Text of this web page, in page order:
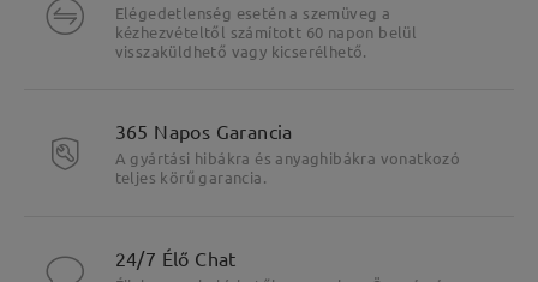
Elégedetlenség esetén a szemüveg a
kézhezvételtől számított 60 napon belül
visszaküldhető vagy kicserélhető.
365 Napos Garancia
A gyártási hibákra és anyaghibákra vonatkozó
teljes körű garancia.
24/7 Élő Chat